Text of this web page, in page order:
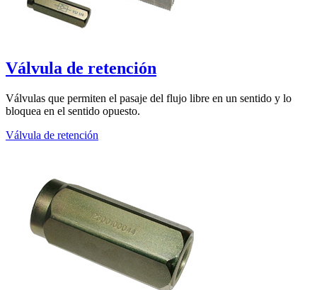
Válvula de retención
Válvulas que permiten el pasaje del flujo libre en un sentido y lo
bloquea en el sentido opuesto.
Válvula de retención